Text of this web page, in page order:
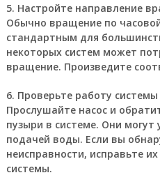
5. Настройте направление
Обычно вращение по
стандартным для
некоторых систем может
вращение. Произведите
6. Проверьте работу
Прослушайте насос и
пузыри в системе. Они
подачей воды. Если вы
неисправности, исправьте
системы.